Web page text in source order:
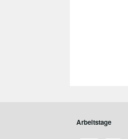
Arbeitstage